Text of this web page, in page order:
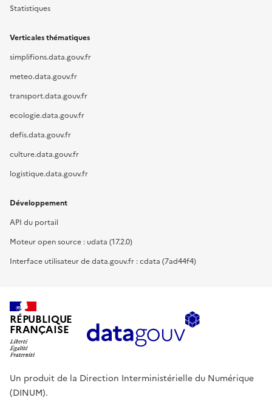
Statistiques
Verticales thématiques
simplifions.data.gouv.fr
meteo.data.gouv.fr
transport.data.gouv.fr
ecologie.data.gouv.fr
defis.data.gouv.fr
culture.data.gouv.fr
logistique.data.gouv.fr
Développement
API du portail
Moteur open source : udata (17.2.0)
Interface utilisateur de data.gouv.fr : cdata (7ad44f4)
RÉPUBLIQUE
FRANÇAISE
Un produit de la Direction Interministérielle du Numérique
(DINUM).